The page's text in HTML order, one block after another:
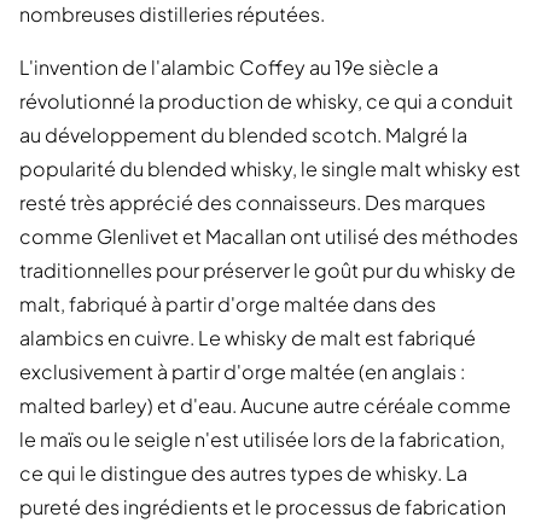
nombreuses distilleries réputées.
L'invention de l'alambic Coffey au 19e siècle a
révolutionné la production de whisky, ce qui a conduit
au développement du blended scotch. Malgré la
popularité du blended whisky, le single malt whisky est
resté très apprécié des connaisseurs. Des marques
comme Glenlivet et Macallan ont utilisé des méthodes
traditionnelles pour préserver le goût pur du whisky de
malt, fabriqué à partir d'orge maltée dans des
alambics en cuivre. Le whisky de malt est fabriqué
exclusivement à partir d'orge maltée (en anglais :
malted barley) et d'eau. Aucune autre céréale comme
le maïs ou le seigle n'est utilisée lors de la fabrication,
ce qui le distingue des autres types de whisky. La
pureté des ingrédients et le processus de fabrication